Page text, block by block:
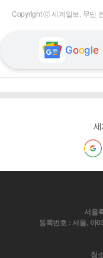
Copyright ⓒ 세계일보. 무단
Google
서울
등록번호 : 서울, 아
청